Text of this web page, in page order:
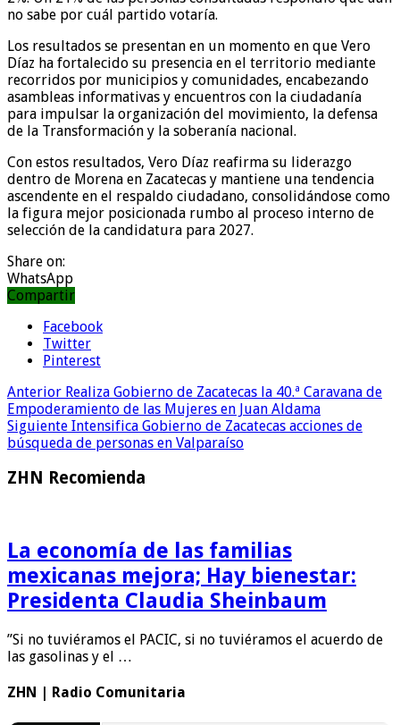
no sabe por cuál partido votaría.
Los resultados se presentan en un momento en que Vero
Díaz ha fortalecido su presencia en el territorio mediante
recorridos por municipios y comunidades, encabezando
asambleas informativas y encuentros con la ciudadanía
para impulsar la organización del movimiento, la defensa
de la Transformación y la soberanía nacional.
Con estos resultados, Vero Díaz reafirma su liderazgo
dentro de Morena en Zacatecas y mantiene una tendencia
ascendente en el respaldo ciudadano, consolidándose como
la figura mejor posicionada rumbo al proceso interno de
selección de la candidatura para 2027.
Share on:
WhatsApp
Compartir
Facebook
Twitter
Pinterest
Anterior Realiza Gobierno de Zacatecas la 40.ª Caravana de
Empoderamiento de las Mujeres en Juan Aldama
Siguiente Intensifica Gobierno de Zacatecas acciones de
búsqueda de personas en Valparaíso
ZHN Recomienda
La economía de las familias
mexicanas mejora; Hay bienestar:
Presidenta Claudia Sheinbaum
”Si no tuviéramos el PACIC, si no tuviéramos el acuerdo de
las gasolinas y el …
ZHN | Radio Comunitaria